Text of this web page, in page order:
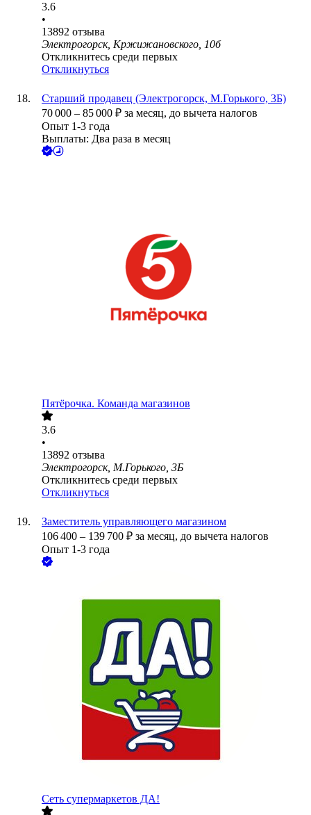
3.6
•
13892 отзыва
Электрогорск, Кржижановского, 10б
Откликнитесь среди первых
Откликнуться
Старший продавец (Электрогорск, М.Горького, 3Б)
70 000 – 85 000 ₽ за месяц, до вычета налогов
Опыт 1-3 года
Выплаты: Два раза в месяц
Пятёрочка. Команда магазинов
3.6
•
13892 отзыва
Электрогорск, М.Горького, 3Б
Откликнитесь среди первых
Откликнуться
Заместитель управляющего магазином
106 400 – 139 700 ₽ за месяц, до вычета налогов
Опыт 1-3 года
Сеть супермаркетов ДА!